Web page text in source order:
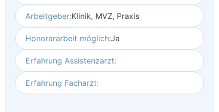
Arbeitgeber:Klinik, MVZ, Praxis
Honorararbeit möglich:Ja
Erfahrung Assistenzarzt:
Erfahrung Facharzt: